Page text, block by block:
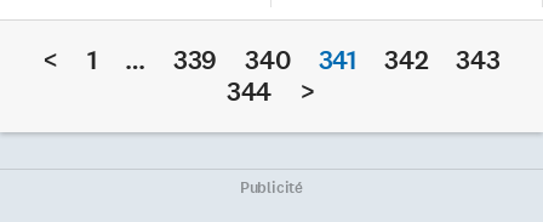
Il leur faisait apprécier les
«l’exceptionnel cru 2005». La
séance se passait dans un beau
profane se mêle au religieux.
Des diables armés de fourches
vêtues de bikinis verts, jaunes,
perles nacrées et de plumes
< 1 … 339 340 341 342
343
344
>
Publicité